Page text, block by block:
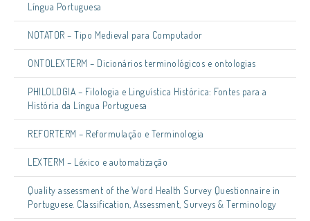
Língua Portuguesa
NOTATOR – Tipo Medieval para Computador
ONTOLEXTERM – Dicionários terminológicos e ontologias
PHILOLOGIA – Filologia e Linguística Histórica: Fontes para a
História da Língua Portuguesa
REFORTERM – Reformulação e Terminologia
LEXTERM – Léxico e automatização
Quality assessment of the Word Health Survey Questionnaire in
Portuguese. Classification, Assessment, Surveys & Terminology